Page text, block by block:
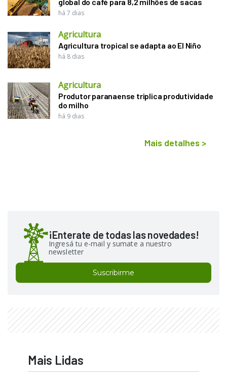
há 7 dias
Agricultura
Agricultura tropical se adapta ao El Niño
há 8 dias
Agricultura
Produtor paranaense triplica produtividade
do milho
há 9 dias
Mais detalhes >
¡Enterate de todas las novedades!
Ingresá tu e-mail y sumate a nuestro
newsletter
Suscribirme
Mais Lidas